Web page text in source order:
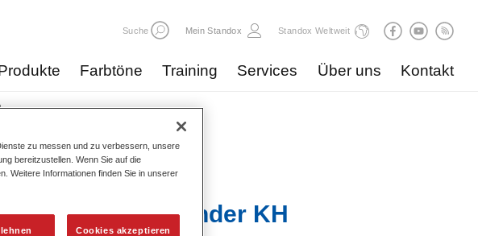
Suche Mein Standox Standox Weltweit
Farbtöne Training Services Über uns Kontakt
Mix 711 Binder KH
zu messen und zu verbessern, unsere
bereitzustellen. Wenn Sie auf die
Weitere Informationen finden Sie in unserer
Cookies akzeptieren